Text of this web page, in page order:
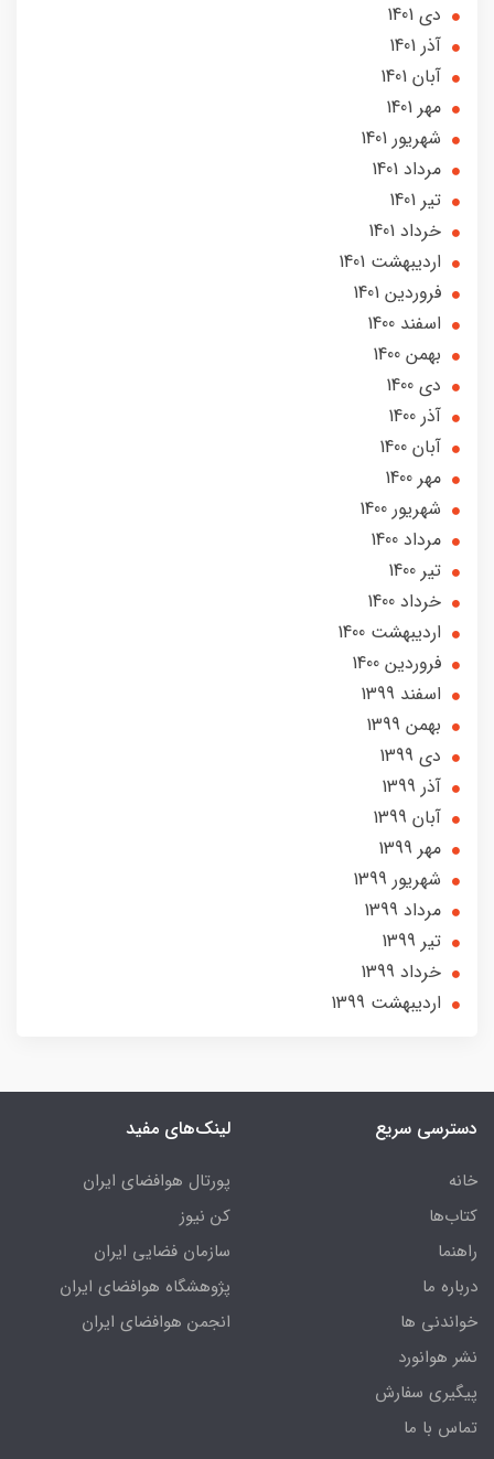
دی 1401
آذر 1401
آبان 1401
مهر 1401
شهریور 1401
مرداد 1401
تير 1401
خرداد 1401
ارديبهشت 1401
فروردین 1401
اسفند 1400
بهمن 1400
دی 1400
آذر 1400
آبان 1400
مهر 1400
شهریور 1400
مرداد 1400
تير 1400
خرداد 1400
ارديبهشت 1400
فروردین 1400
اسفند 1399
بهمن 1399
دی 1399
آذر 1399
آبان 1399
مهر 1399
شهریور 1399
مرداد 1399
تير 1399
خرداد 1399
ارديبهشت 1399
دسترسی سریع
خانه
کتاب‌ها
راهنما
درباره ما
خواندنی ها
نشر هوانورد
پیگیری سفارش
تماس با ما
لینک‌های مفید
پورتال هوافضای ایران
کن نیوز
سازمان فضایی ایران
پژوهشگاه هوافضای ایران
انجمن هوافضای ایران